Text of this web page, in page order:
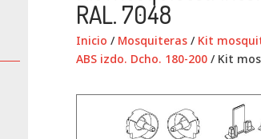
RAL. 7048
Inicio / Mosquiteras/ Kit
ABS izdo. Dcho. 180-200/ Kit